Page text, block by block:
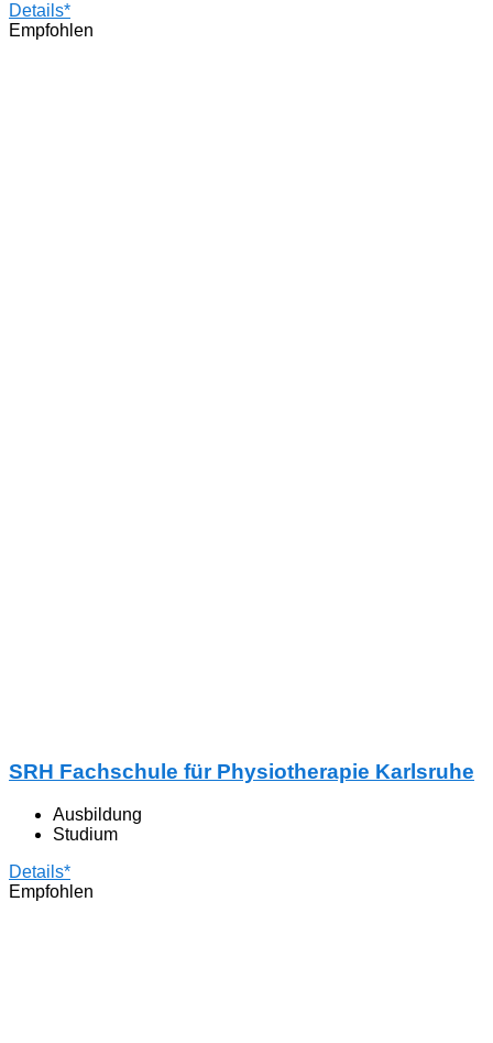
Details*
Empfohlen
SRH Fachschule für Physiotherapie Karlsruhe
Ausbildung
Studium
Details*
Empfohlen